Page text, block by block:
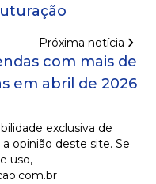
Próxima notícia
com mais de
em abril de 2026
exclusiva de
opinião deste site. Se
uso,